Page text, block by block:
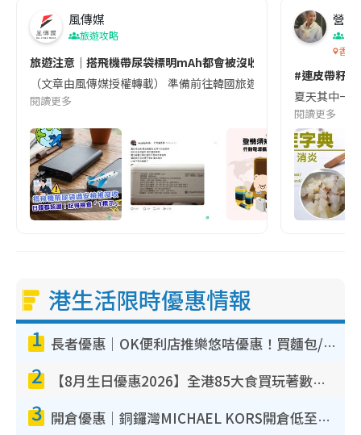
風傳媒
旅遊攻略
旅遊注意｜搭飛機帶尿袋標明mAh都會被沒收😱出發前切記檢查
（文章由風傳媒授權轉載） 準備前往韓國旅遊的民眾，近期要
閱讀更多
營養
香港
#連皮帶籽
夏天其中一
閱讀更多
港生活限時優惠情報
1 長者優惠｜OK便利店推樂悠咭優惠！買麵包/牛奶/保健品拍卡即減
2 【8月生日優惠2026】全港85大食買玩著數攻略 自助餐/火鍋放題同行免費＋誠品/DONKI送現金券
3 開倉優惠｜銅鑼灣MICHAEL KORS開倉低至17折！直擊$500起買手袋/銀包/鞋款 必買經典Jet Set系列